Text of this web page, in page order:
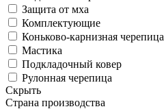
Защита от мха
Комплектующие
Коньково-карнизная черепица
Мастика
Подкладочный ковер
Рулонная черепица
Скрыть
Страна производства